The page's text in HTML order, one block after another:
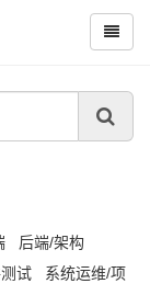
后端/架构
试
系统运维/项